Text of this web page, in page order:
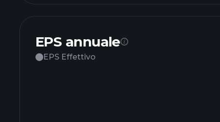
EPS annuale
EPS Effettivo